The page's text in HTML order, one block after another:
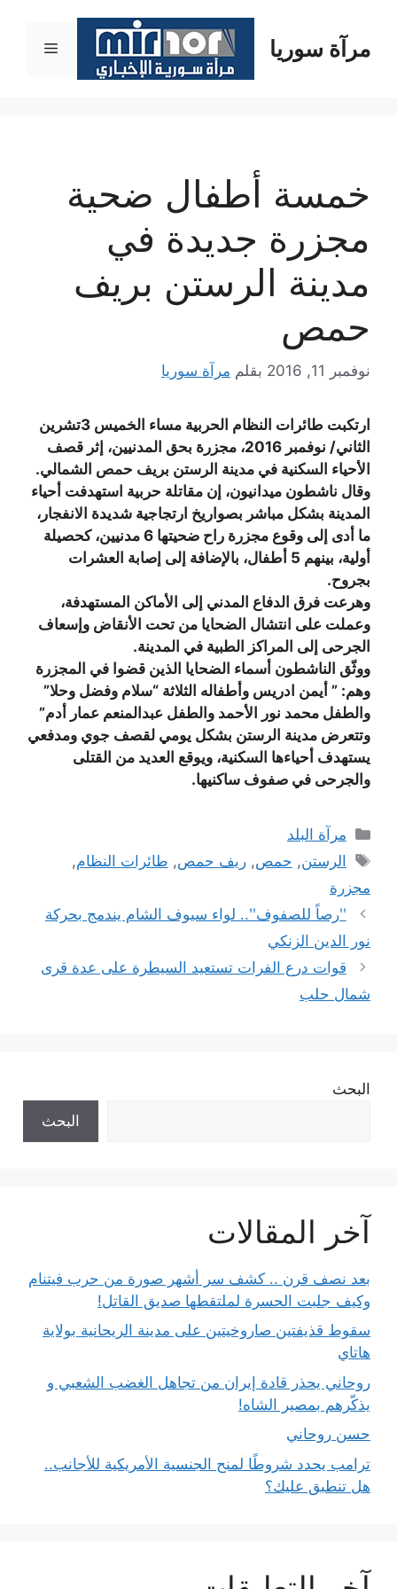
المحتوىمرآة سوريا القائمة
خمسة أطفال ضحية
مجزرة جديدة في
مدينة الرستن بريف
حمص
نوفمبر 11, 2016 بقلم مرآة سوريا
ارتكبت طائرات النظام الحربية مساء الخميس 3تشرين
الثاني/ نوفمبر 2016، مجزرة بحق المدنيين، إثر قصف
الأحياء السكنية في مدينة الرستن بريف حمص الشمالي.
وقال ناشطون ميدانيون، إن مقاتلة حربية استهدفت أحياء
المدينة بشكل مباشر بصواريخ ارتجاجية شديدة الانفجار،
ما أدى إلى وقوع مجزرة راح ضحيتها 6 مدنيين، كحصيلة
أولية، بينهم 5 أطفال، بالإضافة إلى إصابة العشرات
بجروح.
وهرعت فرق الدفاع المدني إلى الأماكن المستهدفة،
وعملت على انتشال الضحايا من تحت الأنقاض وإسعاف
الجرحى إلى المراكز الطبية في المدينة.
ووثّق الناشطون أسماء الضحايا الذين قضوا في المجزرة
وهم: ” أيمن ادريس وأطفاله الثلاثة “سلام وفضل وحلا”
والطفل محمد نور الأحمد والطفل عبدالمنعم عمار أدم”
وتتعرض مدينة الرستن بشكل يومي لقصف جوي ومدفعي
يستهدف أحياءها السكنية، ويوقع العديد من القتلى
والجرحى في صفوف ساكنيها.
التصنيفات
مرآة البلد
الوسوم
الرستن, حمص,ريف حمص, طائرات النظام,
مجزرة
ʹʹرصاً للصفوفʹʹ.. لواء سيوف الشام يندمج بحركة
نور الدين الزنكي
قوات درع الفرات تستعيد السيطرة على عدة قرى
شمال حلب
البحث
البحث
آخر المقالات
بعد نصف قرن .. كشف سر أشهر صورة من حرب فيتنام
وكيف جلبت الحسرة لملتقطها صديق القاتل!
سقوط قذيفتين صاروخيتين على مدينة الريحانية بولاية
هاتاي
روحاني يحذر قادة إيران من تجاهل الغضب الشعبي و
يذكّرهم بمصير الشاه!
حسن روحاني
ترامب يحدد شروطًا لمنح الجنسية الأمريكية للأجانب..
هل تنطبق عليك؟